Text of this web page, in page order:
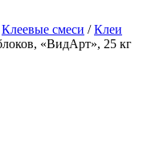
Клеевые смеси /Клеи
«ВидАрт», 25 кг